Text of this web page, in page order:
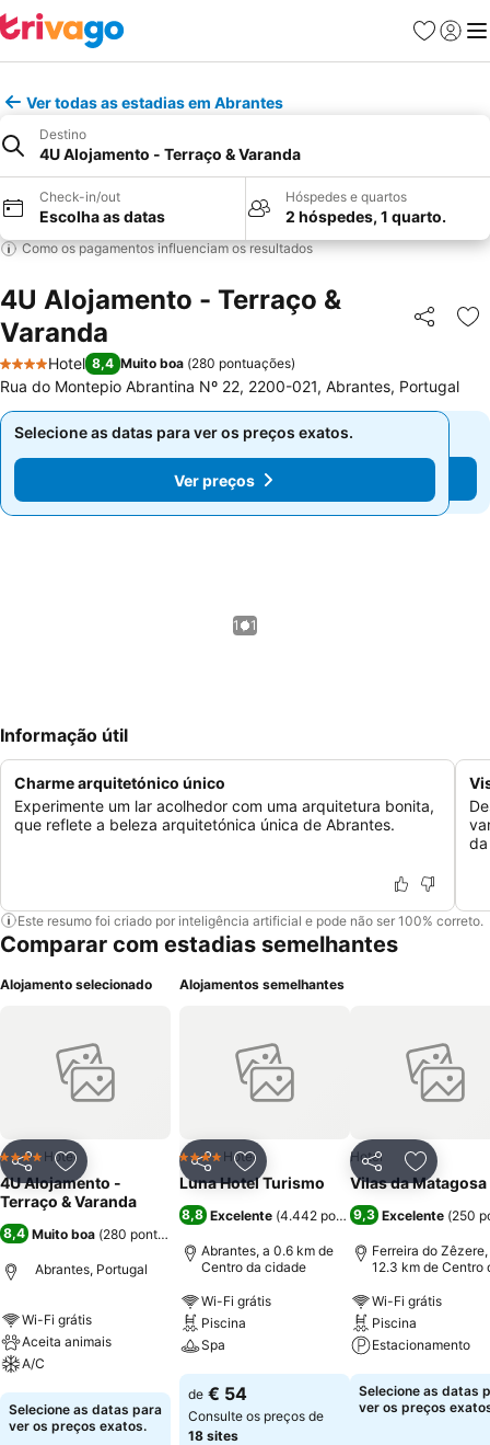
Favoritos
Iniciar
Ver todas as estadias em Abrantes
Destino
4U Alojamento - Terraço & Varanda
Check-in/out
Escolha as datas
Hóspedes e quartos
2 hóspedes, 1 quarto.
Como os pagamentos influenciam os resultados
4U Alojamento - Terraço &
Varanda
Partilhar
4 Estrelas
Hotel 8,4 Muito boa (280 pontuações)
Rua do Montepio Abrantina Nº 22, 2200-021, Abrantes, Portugal
Selecione as datas para ver os preços exatos.
Ver preços
Selecione as datas para ver os preços exatos.
Ver preços
1 / 1
Informação útil
Charme arquitetónico único
Experimente um lar acolhedor com uma arquitetura bonita,
que reflete a beleza arquitetónica única de Abrantes.
Este resumo foi criado por inteligência artificial e pode não ser 100% correto.
Comparar com estadias semelhantes
Alojamento selecionado
PartilharAdicionar aos favoritos
4 EstrelasHotel
4U Alojamento -
Terraço & Varanda
8,4 Muito boa (280 pontuações
Abrantes, Portugal
Wi-Fi grátis
Aceita animais
A/C
Ver preços
Selecione as datas para
ver os preços exatos.
Alojamentos semelhantes
PartilharAdicionar aos favoritos
4 EstrelasHotel
Luna Hotel Turismo
8,8 Excelente (4.442 pontuações)
Abrantes, a 0.6 km de
Centro da cidade
Wi-Fi grátis
Piscina
Spa
Ver preços
de € 54
Consulte os preços de
18 sites
Partilhar
Hotel
Vilas da Matagosa
9,3 Excelente (250
Ferreira do
12.3 km de Centro
Wi-Fi grátis
Piscina
Estacionamento
Ver preços
Selecione as datas
ver os preços